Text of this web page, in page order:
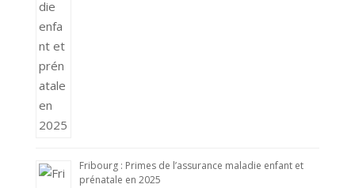
Fribourg : Primes de l’assurance maladie enfant et
prénatale en 2025